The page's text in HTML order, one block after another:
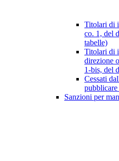
Titolari di
co. 1, del
tabelle)
Titolari di
direzione
1-bis, del
Cessati
Sanzioni per